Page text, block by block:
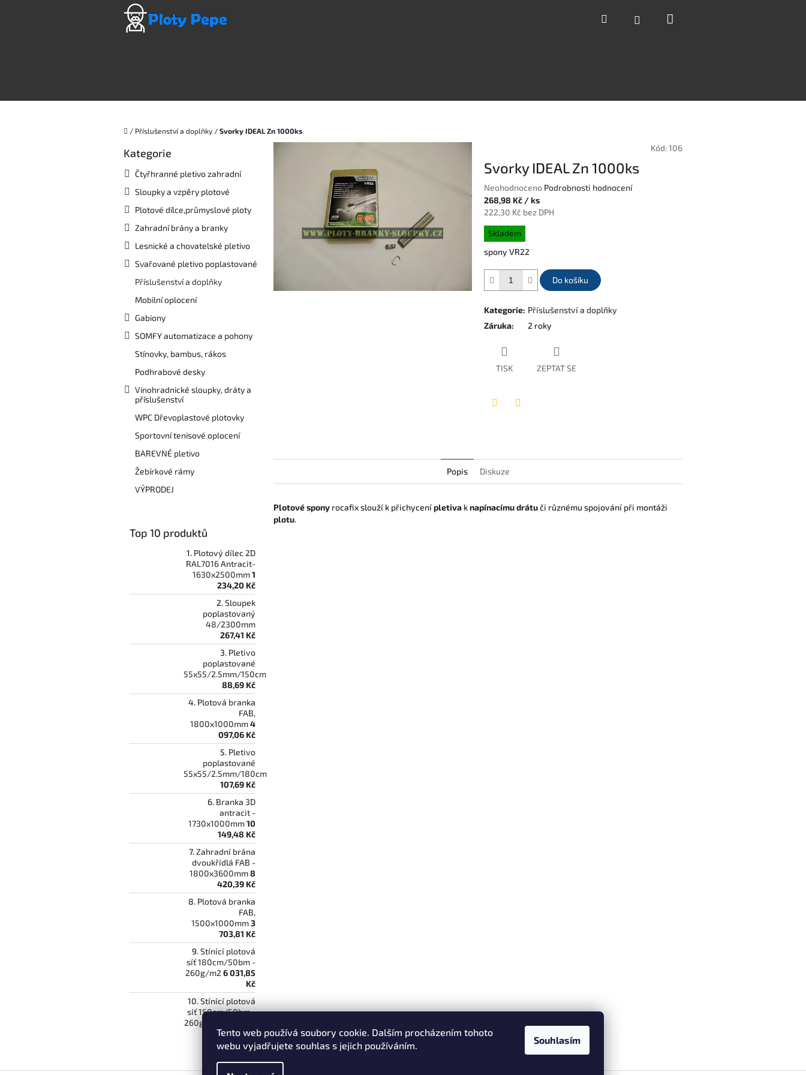
Tento web používá soubory cookie. Dalším procházením tohoto
webu vyjadřujete souhlas s jejich používáním.
Souhlasím
Hledat Přihlášení
Domů
/ Příslušenství a doplňky / Svorky IDEAL Zn 1000ks
Přeskočit
Kategorie
Čtyřhranné pletivo zahradní
Sloupky a vzpěry plotové
Plotové dílce,průmyslové ploty
Zahradní brány a branky
Lesnické a chovatelské pletivo
Svařované pletivo poplastované
Příslušenství a doplňky
Mobilní oplocení
Gabiony
SOMFY automatizace a pohony
Stínovky, bambus, rákos
Podhrabové desky
Vinohradnické sloupky, dráty a
příslušenství
WPC Dřevoplastové plotovky
Sportovní tenisové oplocení
BAREVNÉ pletivo
Žebírkové rámy
VÝPRODEJ
Top 10 produktů
Plotový dílec 2D
RAL7016 Antracit-
1630x2500mm1
234,20 Kč
Sloupek
poplastovaný
48/2300mm
267,41 Kč
Pletivo
poplastované
55x55/2.5mm/150cm
88,69 Kč
Plotová branka
FAB,
1800x1000mm4
097,06 Kč
Pletivo
poplastované
55x55/2.5mm/180cm
107,69 Kč
Branka 3D
antracit -
1730x1000mm10
149,48 Kč
Zahradní brána
dvoukřídlá FAB -
1800x3600mm8
420,39 Kč
Plotová branka
FAB,
1500x1000mm3
703,81 Kč
Stínící plotová
síť 180cm/50bm -
260g/m2 6 031,85
Kč
Stínící plotová
síť 150cm/50bm -
260g/m2
Kč
Kód:106
Svorky IDEAL Zn 1000ks
Průměrné
hodnocení
produktu
0,0
5
hvězdiček.
Neohodnoceno Podrobnosti hodnocení
268,98 Kč / ks
222,30 Kč bez DPH
Měrná
cena:
Skladem
spony VR22
Do košíku
Kategorie: Příslušenství a doplňky
Záruka: 2 roky
TISK ZEPTAT SE
Popis Diskuze
Plotové spony rocafix slouží k přichycenípletiva knapínacímu drátuči různému spojování při montáži
plotu.